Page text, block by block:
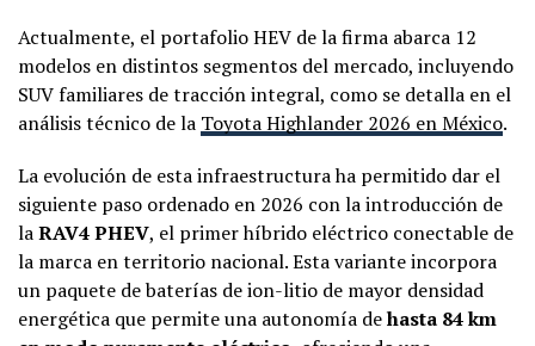
Actualmente, el portafolio HEV de la firma abarca 12
modelos en distintos segmentos del mercado, incluyendo
SUV familiares de tracción integral, como se detalla en el
análisis técnico de la Toyota Highlander 2026 en México.
La evolución de esta infraestructura ha permitido dar el
siguiente paso ordenado en 2026 con la introducción de
laRAV4 PHEV, el primer híbrido eléctrico conectable de
la marca en territorio nacional. Esta variante incorpora
un paquete de baterías de ion-litio de mayor densidad
energética que permite una autonomía dehasta 84 km